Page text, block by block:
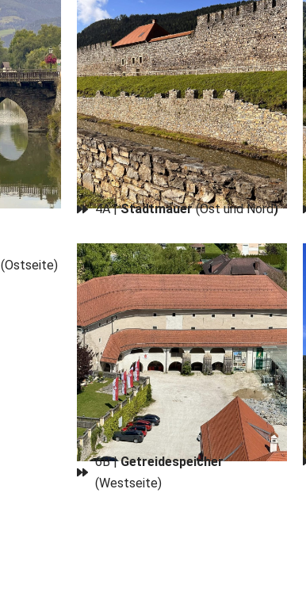
4A |Stadtmauer(Ost und Nord)
(Ostseite)
6B |Getreidespeicher
(Westseite)